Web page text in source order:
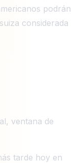
podrán
considerada
ventana de
tarde hoy en